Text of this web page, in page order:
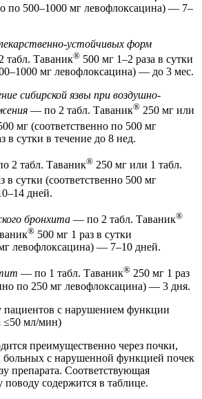
по 500–1000 мг левофлоксацина) — 7–
устойчивых форм
табл. Таваник® 500 мг 1–2 раза в сутки
мг левофлоксацина) — до 3 мес.
сибирской язвы при воздушно-
— по 2 табл. Таваник® 250 мг или
мг (соответственно по 500 мг
в сутки в течение до 8 нед.
2 табл. Таваник® 250 мг или 1 табл.
в сутки (соответственно 500 мг
дней.
бронхита — по 2 табл. Таваник®
® 500 мг 1 раз в сутки
левофлоксацина) — 7–10 дней.
— по 1 табл. Таваник® 250 мг 1 раз
по 250 мг левофлоксацина) — 3 дня.
пациентов с нарушением функции
≤50 мл/мин)
преимущественно через почки,
больных с нарушенной функцией почек
препарата. Соответствующая
содержится в таблице.